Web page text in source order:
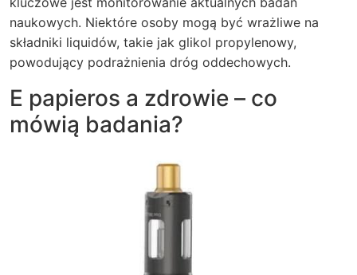
naukowych. Niektóre osoby mogą być wrażliwe na
składniki liquidów, takie jak glikol propylenowy,
powodujący podrażnienia dróg oddechowych.
E papieros a zdrowie – co
mówią badania?